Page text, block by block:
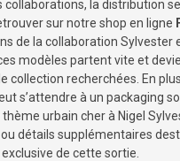
collaborations, la distribution
sur notre shop en ligne
de la collaboration Sylvester
modèles partent vite et
collection recherchées. En
s’attendre à un packaging
urbain cher à Nigel
détails supplémentaires
exclusive de cette sortie.